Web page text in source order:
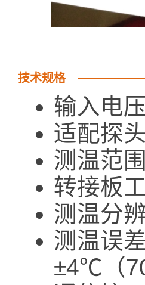
技术规格
输入电
适配探
测温范
转接板
测温分
测温误
±4℃（